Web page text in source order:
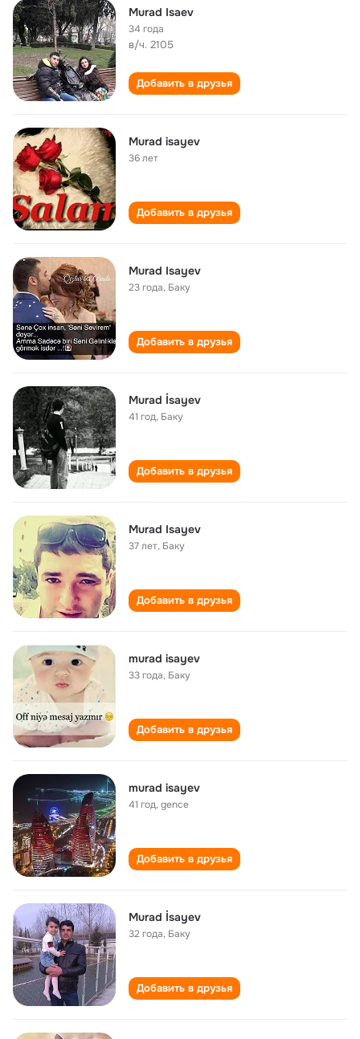
Murad Isaev
34 года
в/ч. 2105
Добавить в друзья
Murad isayev
36 лет
Добавить в друзья
Murad Isayev
23 года, Баку
Добавить в друзья
Murad İsayev
41 год, Баку
Добавить в друзья
Murad Isayev
37 лет, Баку
Добавить в друзья
murad isayev
33 года, Баку
Добавить в друзья
murad isayev
41 год,gence
Добавить в друзья
Murad İsayev
32 года, Баку
Добавить в друзья